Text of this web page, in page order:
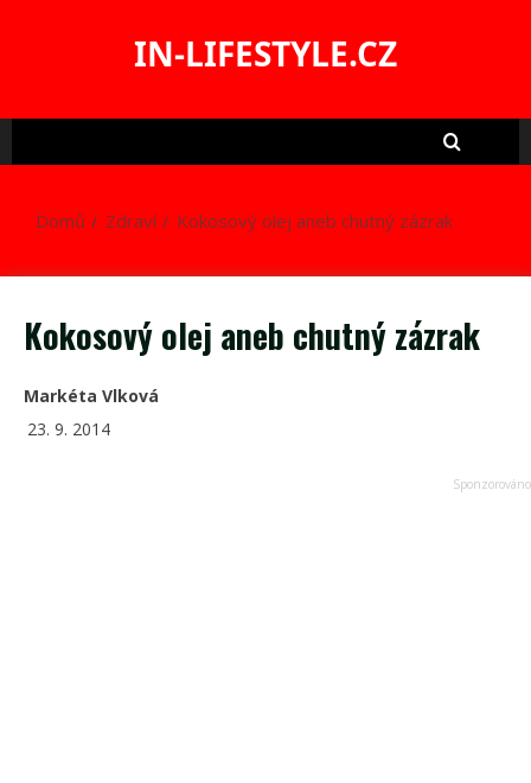
IN-LIFESTYLE.CZ
Domů Zdraví Kokosový olej aneb chutný zázrak
Kokosový olej aneb chutný zázrak
Markéta Vlková
23. 9. 2014